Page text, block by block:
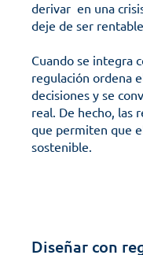
derivar  en una
deje de ser
Cuando se integra
regulación ordena
decisiones y se
real. De hecho, las
que permiten que
sostenible.
Diseñar con